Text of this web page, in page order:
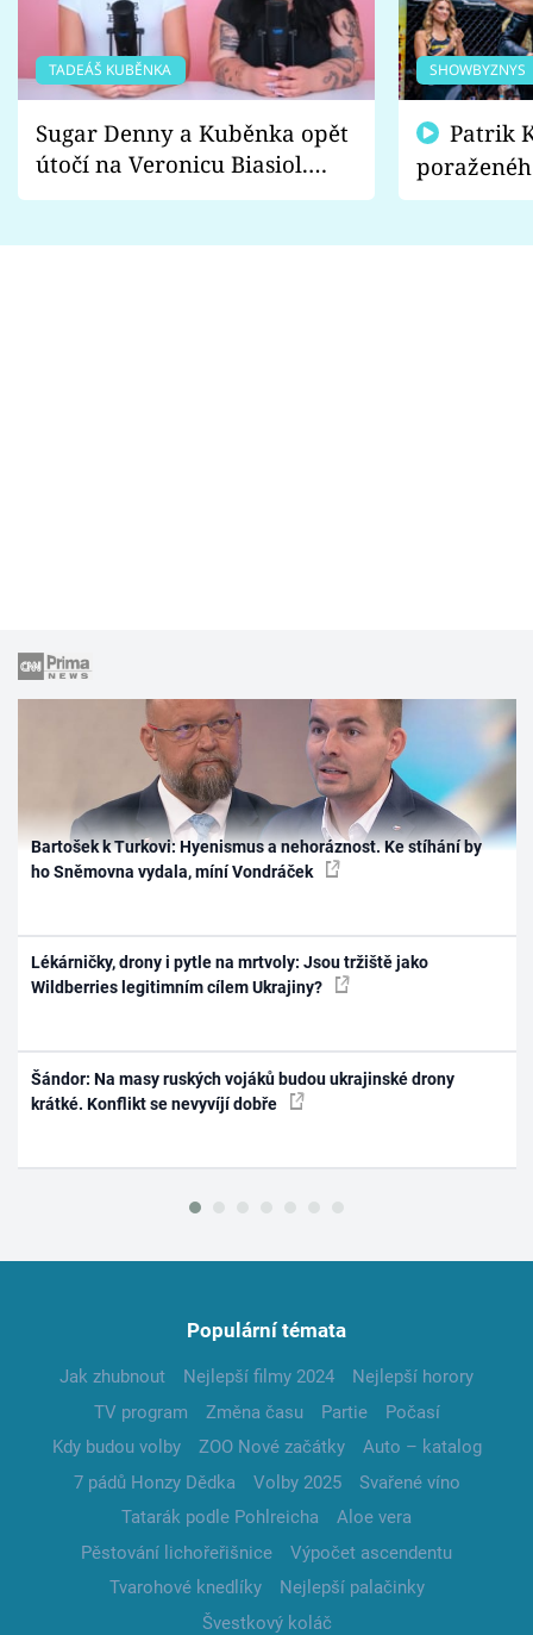
TADEÁŠ KUBĚNKA
Sugar Denny a Kuběnka opět
útočí na Veronicu Biasiol.
Proč je podle nich falešná a
SHOWBYZNYS
fanoušci
Bartošek k Turkovi: Hyenismus a nehoráznost. Ke stíhání by
ho Sněmovna vydala, míní Vondráček
Lékárničky, drony i pytle na mrtvoly: Jsou tržiště jako
Wildberries legitimním cílem Ukrajiny?
Šándor: Na masy ruských vojáků budou ukrajinské drony
krátké. Konflikt se nevyvíjí dobře
Populární témata
Jak zhubnout Nejlepší filmy 2024
Nejlepší horory
TV program
Změna času Partie
Počasí
Kdy budou volby
ZOO Nové začátky
Auto – katalog
7 pádů Honzy Dědka
Volby 2025
Svařené víno
Tatarák podle Pohlreicha
Aloe vera
Pěstování lichořeřišnice
Výpočet ascendentu
Tvarohové knedlíky
Nejlepší palačinky
Švestkový koláč